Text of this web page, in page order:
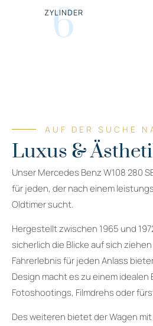
6
ZYLINDER
AUF DER SUCHE
Luxus &
Unser Mercedes Benz W108 280
für jeden, der nach einem
Oldtimer sucht.
Hergestellt zwischen 1965 und
sicherlich die Blicke auf sich
Fahrerlebnis für jeden Anlass
Design macht es zu einem
Fotoshootings, Filmdrehs oder
Des weiteren bietet der Wagen